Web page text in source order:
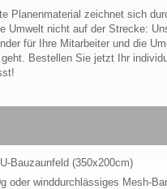
Planenmaterial zeichnet sich
Umwelt nicht auf der Strecke:
für Ihre Mitarbeiter und die
Bestellen Sie jetzt Ihr
Bauzaunfeld (350x200cm)
oder winddurchlässiges Mesh-